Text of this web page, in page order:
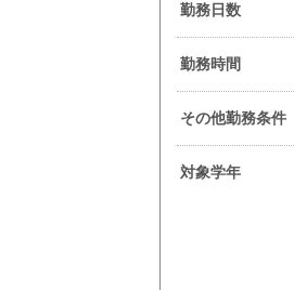
勤務日数
勤務時間
その他勤務条件
対象学年